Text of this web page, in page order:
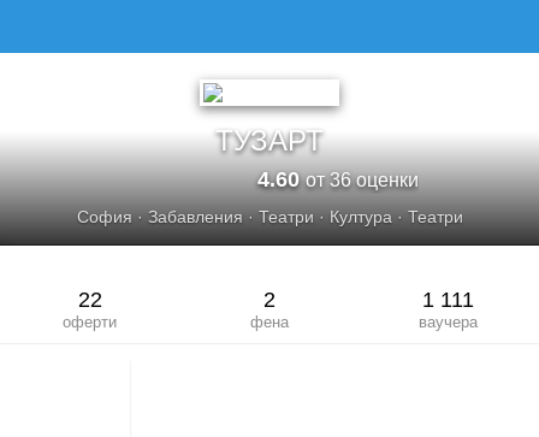
ТУЗАРТ
4.60от 36 оценки
София· Забавления· Театри· Култура· Театри
22
оферти
2
фена
1 111
ваучера